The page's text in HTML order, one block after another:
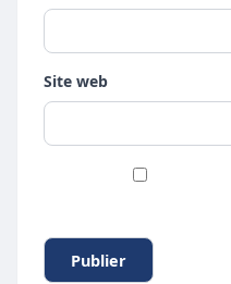
Site web